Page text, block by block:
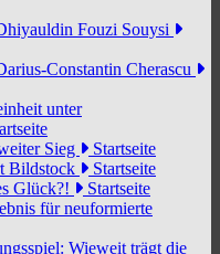
Fouzi Souysi
Constantin Cherascu
unter
Sieg
Startseite
Bildstock
Startseite
Glück?!
Startseite
für neuformierte
Wieweit trägt die